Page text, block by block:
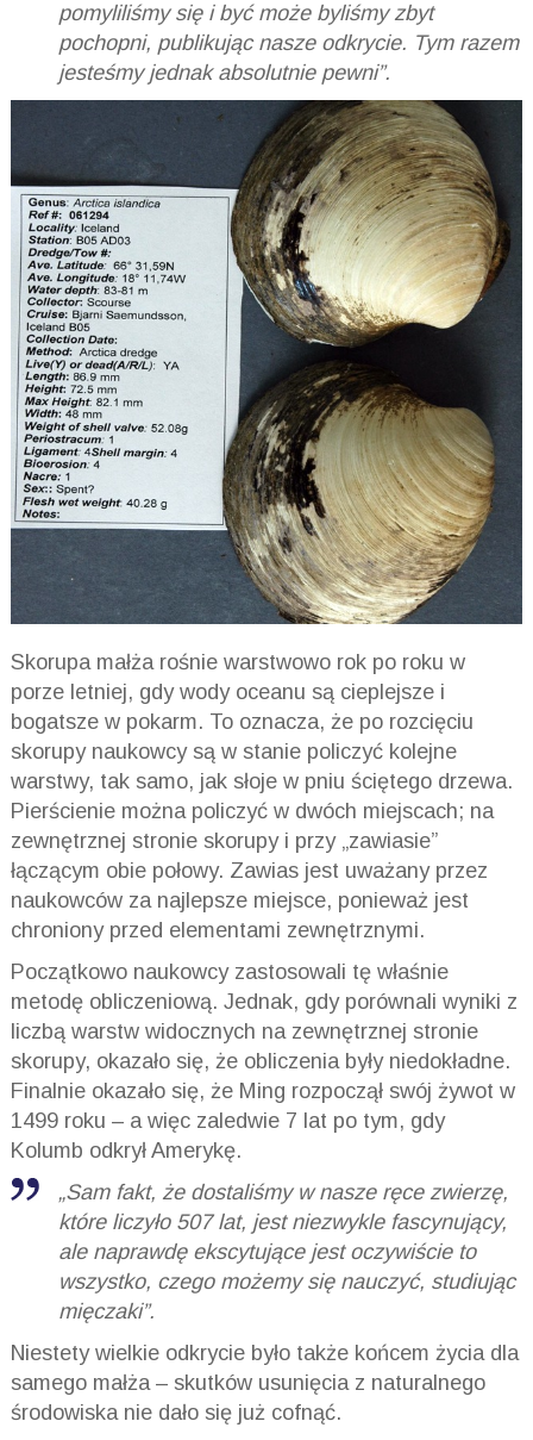
pomyliliśmy się i być może byliśmy zbyt
pochopni, publikując nasze odkrycie. Tym razem
jesteśmy jednak absolutnie pewni”.
Skorupa małża rośnie warstwowo rok po roku w
porze letniej, gdy wody oceanu są cieplejsze i
bogatsze w pokarm. To oznacza, że po rozcięciu
skorupy naukowcy są w stanie policzyć kolejne
warstwy, tak samo, jak słoje w pniu ściętego drzewa.
Pierścienie można policzyć w dwóch miejscach; na
zewnętrznej stronie skorupy i przy „zawiasie”
łączącym obie połowy. Zawias jest uważany przez
naukowców za najlepsze miejsce, ponieważ jest
chroniony przed elementami zewnętrznymi.
Początkowo naukowcy zastosowali tę właśnie
metodę obliczeniową. Jednak, gdy porównali wyniki z
liczbą warstw widocznych na zewnętrznej stronie
skorupy, okazało się, że obliczenia były niedokładne.
Finalnie okazało się, że Ming rozpoczął swój żywot w
1499 roku – a więc zaledwie 7 lat po tym, gdy
Kolumb odkrył Amerykę.
„Sam fakt, że dostaliśmy w nasze ręce zwierzę,
które liczyło 507 lat, jest niezwykle fascynujący,
ale naprawdę ekscytujące jest oczywiście to
wszystko, czego możemy się nauczyć, studiując
mięczaki”.
Niestety wielkie odkrycie było także końcem życia dla
samego małża – skutków usunięcia z naturalnego
środowiska nie dało się już cofnąć.